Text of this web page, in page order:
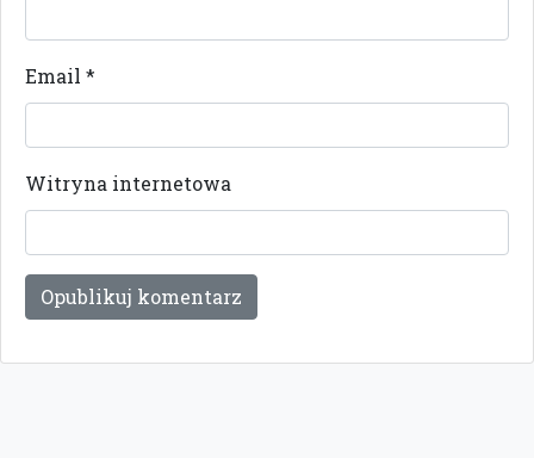
Email *
Witryna internetowa